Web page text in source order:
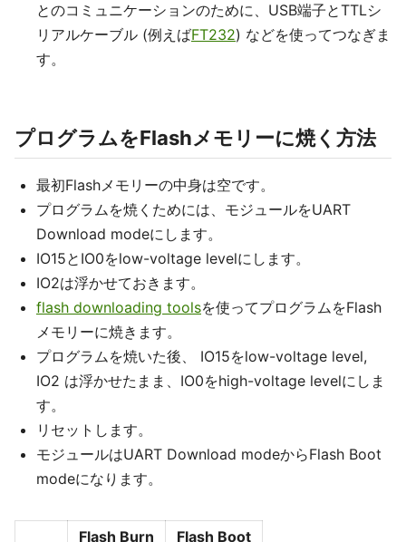
とのコミュニケーションのために、USB端子とTTLシ
リアルケーブル (例えばFT232) などを使ってつなぎま
す。
プログラムをFlashメモリーに焼く方法
最初Flashメモリーの中身は空です。
プログラムを焼くためには、モジュールをUART
Download modeにします。
IO15とIO0をlow-voltage levelにします。
IO2は浮かせておきます。
flash downloading toolsを使ってプログラムをFlash
メモリーに焼きます。
プログラムを焼いた後、 IO15をlow-voltage level,
IO2 は浮かせたまま、IO0をhigh-voltage levelにしま
す。
リセットします。
モジュールはUART Download modeからFlash Boot
modeになります。
Flash Burn
Flash Boot